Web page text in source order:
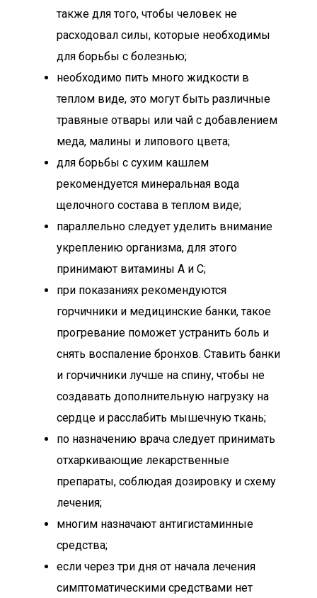
также для того, чтобы человек не
расходовал силы, которые необходимы
для борьбы с болезнью;
необходимо пить много жидкости в
теплом виде, это могут быть различные
травяные отвары или чай с добавлением
меда, малины и липового цвета;
для борьбы с сухим кашлем
рекомендуется минеральная вода
щелочного состава в теплом виде;
параллельно следует уделить внимание
укреплению организма, для этого
принимают витамины А и С;
при показаниях рекомендуются
горчичники и медицинские банки, такое
прогревание поможет устранить боль и
снять воспаление бронхов. Ставить банки
и горчичники лучше на спину, чтобы не
создавать дополнительную нагрузку на
сердце и расслабить мышечную ткань;
по назначению врача следует принимать
отхаркивающие лекарственные
препараты, соблюдая дозировку и схему
лечения;
многим назначают антигистаминные
средства;
если через три дня от начала лечения
симптоматическими средствами нет